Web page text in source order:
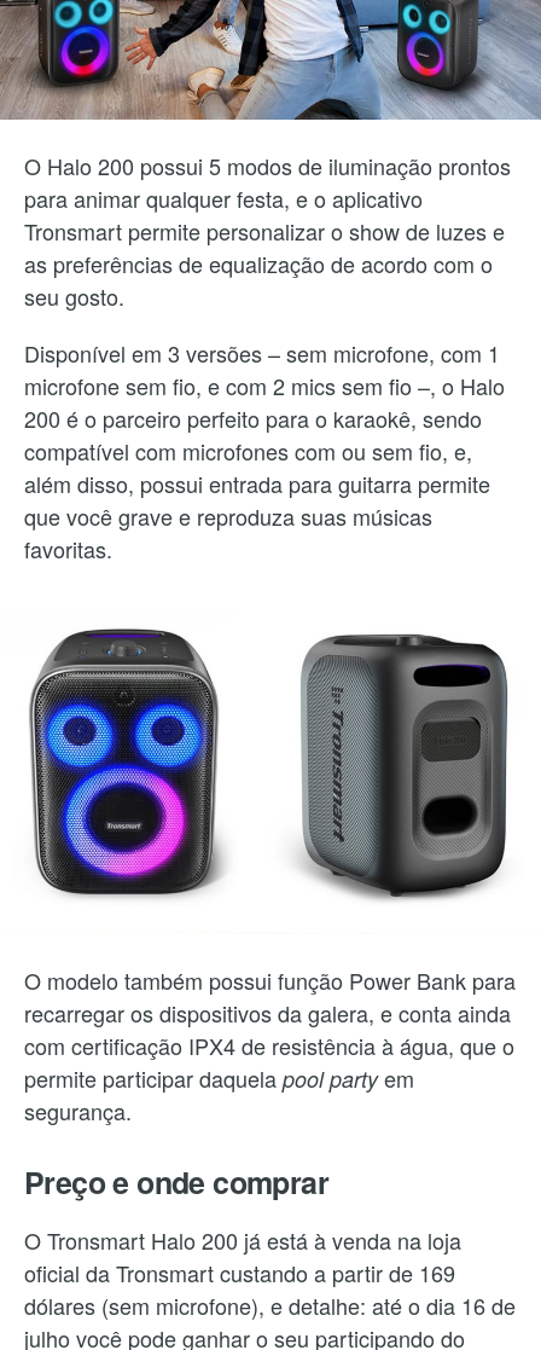
O Halo 200 possui 5 modos de iluminação prontos
para animar qualquer festa, e o aplicativo
Tronsmart permite personalizar o show de luzes e
as preferências de equalização de acordo com o
seu gosto.
Disponível em 3 versões – sem microfone, com 1
microfone sem fio, e com 2 mics sem fio –, o Halo
200 é o parceiro perfeito para o karaokê, sendo
compatível com microfones com ou sem fio, e,
além disso, possui entrada para guitarra permite
que você grave e reproduza suas músicas
favoritas.
O modelo também possui função Power Bank para
recarregar os dispositivos da galera, e conta ainda
com certificação IPX4 de resistência à água, que o
permite participar daquela pool partyem
segurança.
Preço e onde comprar
O Tronsmart Halo 200 já está à venda na loja
oficial da Tronsmart custando a partir de 169
dólares (sem microfone), e detalhe: até o dia 16 de
julho você pode ganhar o seu participando do